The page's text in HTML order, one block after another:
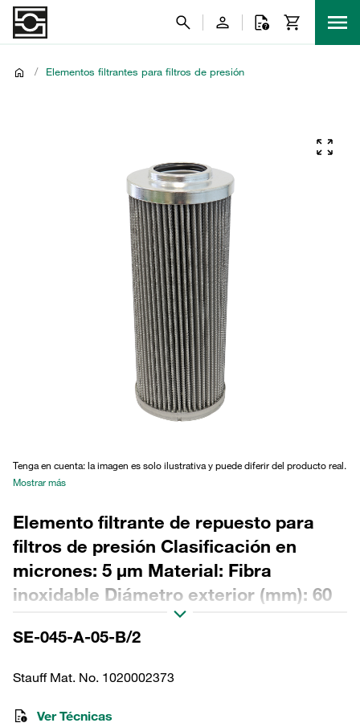
/ Elementos filtrantes para filtros de presión
Tenga en cuenta: la imagen es solo ilustrativa y puede diferir del producto real.
Mostrar más
Elemento filtrante de repuesto para
filtros de presión Clasificación en
micrones: 5 µm Material: Fibra
inoxidable Diámetro exterior (mm): 60
Diámetro interior (mm): 34,2 Longitud
(mm): 130 Sellado: NBR, relación β >2
SE-045-A-05-B/2
Stauff Mat. No. 1020002373
Ver Técnicas